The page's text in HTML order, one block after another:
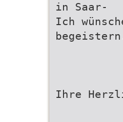
in Saar-
Ich
Ihre